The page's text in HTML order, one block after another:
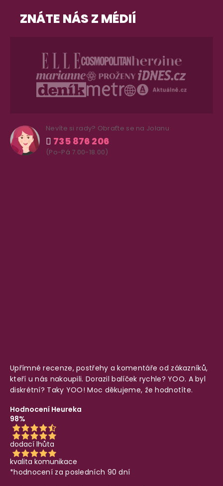
ZNÁTE NÁS Z MÉDIÍ
Nevíte si rady? Obraťte se na Jolanu
735 876 206
(Po-Pá 7.00-18.00)
Upřímné recenze, postřehy a komentáře od zákazníků,
kteří u nás nakoupili. Dorazil balíček rychle? YOO. A byl
diskrétní? Taky YOO! Moc děkujeme, že hodnotíte.
Hodnocení Heureka
98%
dodací lhůta
kvalita komunikace
*hodnocení za posledních 90 dní